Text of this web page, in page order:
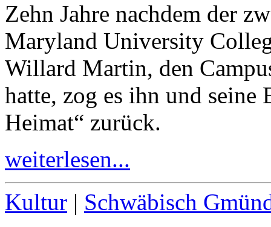
Zehn Jahre nachdem der
Maryland University
Willard Martin, den
hatte, zog es ihn und
Heimat“ zurück.
weiterlesen...
Kultur | Schwäbisch